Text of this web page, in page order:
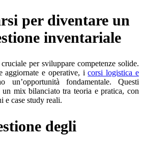
per diventare un
inventariale
per sviluppare competenze solide.
aggiornate e operative, icorsi logistica e
un’opportunità fondamentale. Questi
mix bilanciato tra teoria e pratica, con
e case study reali.
degli